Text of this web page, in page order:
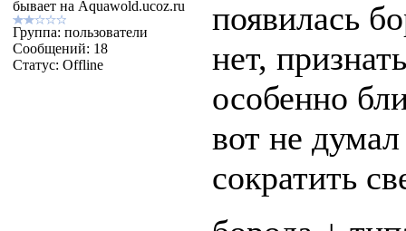
бывает на Aquawold.ucoz.ru
Группа: пользователи
Сообщений: 18
Статус: Offline
появилась
нет,
особенно
вот не
сократить